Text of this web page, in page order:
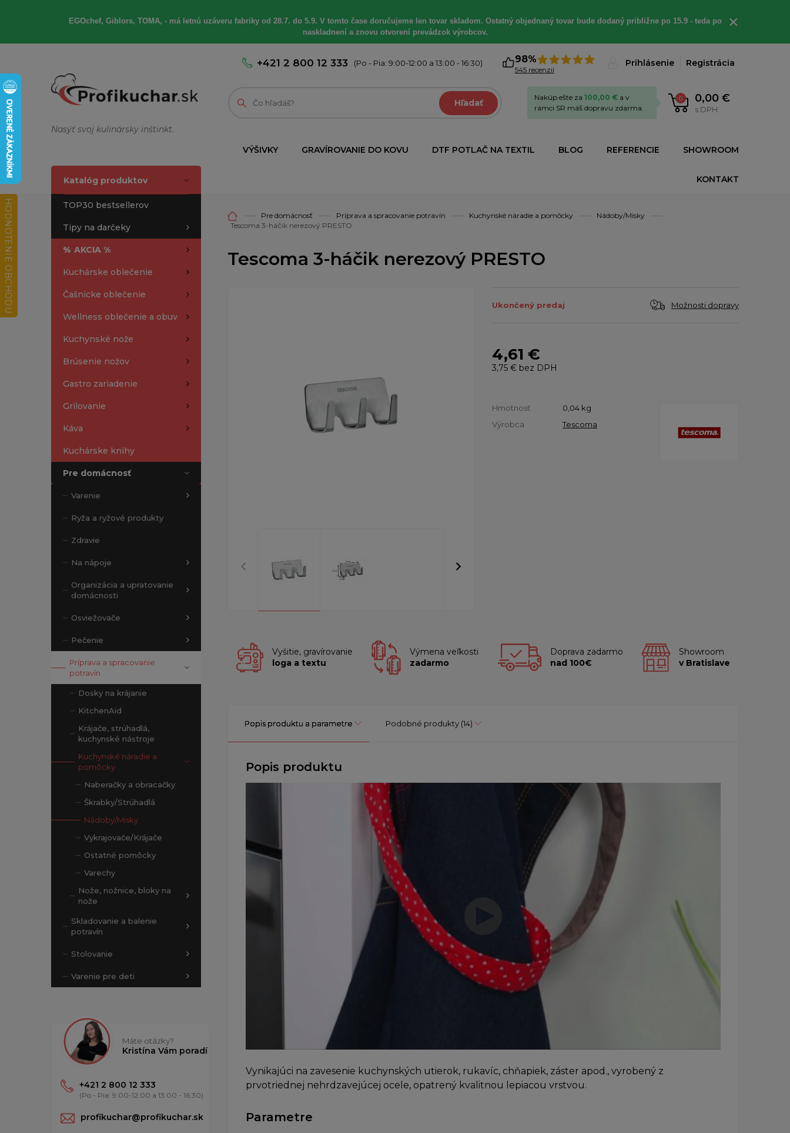
EGOchef, Giblors, TOMA, - má letnú uzáveru fabriky od 28.7. do 5.9. V tomto čase doručujeme len tovar skladom. Ostatný objednaný tovar bude dodaný približne po 15.9 - teda po
naskladnení a znovu otvorení prevádzok výrobcov.
×
Nasýť svoj kulinársky inštinkt.
+421 2 800 12 333 (Po - Pia: 9:00-12:00 a 13:00 - 16:30) 98%
545 recenzií
Prihlásenie Registrácia
Hľadať 0 0,00 €
s DPH
Nakúp ešte za 100,00 € a v
rámci SR máš dopravu zdarma.
VÝŠIVKY GRAVÍROVANIE DO KOVU DTF POTLAČ NA TEXTIL BLOG REFERENCIE SHOWROOM
KONTAKT
Katalóg produktov
TOP30 bestsellerov
Tipy na darčeky
% AKCIA %
Kuchárske oblečenie
Čašnícke oblečenie
Wellness oblečenie a obuv
Kuchynské nože
Brúsenie nožov
Gastro zariadenie
Grilovanie
Káva
Kuchárske knihy
Pre domácnosť
Varenie
Ryža a ryžové produkty
Zdravie
Na nápoje
Organizácia a upratovanie
domácnosti
Osviežovače
Pečenie
Príprava a spracovanie
potravín
Dosky na krájanie
KitchenAid
Krájače, strúhadlá,
kuchynské nástroje
Kuchynské náradie a
pomôcky
Naberačky a obracačky
Škrabky/Strúhadlá
Nádoby/Misky
Vykrajovače/Krájače
Ostatné pomôcky
Varechy
Nože, nožnice, bloky na
nože
Skladovanie a balenie
potravín
Stolovanie
Varenie pre deti
Máte otázky?
Kristína Vám poradí
+421 2 800 12 333
(Po - Pia: 9:00-12:00 a 13:00 - 16:30)
profikuchar@profikuchar.sk
Pre domácnosť Príprava a spracovanie potravín Kuchynské náradie a pomôcky
Nádoby/Misky
Tescoma 3-háčik nerezový PRESTO
Tescoma 3-háčik nerezový PRESTO
Ukončený predaj Možnosti dopravy
4,61 €
3,75 € bez DPH
Hmotnosť 0,04 kg
Výrobca
Tescoma
Vyšitie, gravírovanie
loga a textu
Výmena veľkosti
zadarmo
Doprava zadarmo
nad 100€
Showroom
v Bratislave
Popis produktu a parametre Podobné produkty (14)
Popis produktu
Vynikajúci na zavesenie kuchynských utierok, rukavíc, chňapiek, záster apod., vyrobený z
prvotriednej nehrdzavejúcej ocele, opatrený kvalitnou lepiacou vrstvou.
Parametre
HODNOTENIE OBCHODU